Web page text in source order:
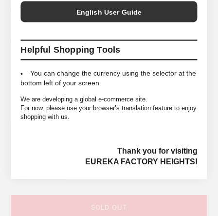
English User Guide
Helpful Shopping Tools
You can change the currency using the selector at the
bottom left of your screen.
We are developing a global e-commerce site.
For now, please use your browser’s translation feature to enjoy
shopping with us.
Thank you for visiting
EUREKA FACTORY HEIGHTS!
永きに渡り愛されるアメリカントラディショナルなトートバッグの形がモ
様。
*商品は実店舗と在庫を共有しており常に変動がございます。
その為ご注文後でも売り違いにより在庫がない場合がございますので予め
ご了承ください。
SOLD OUT